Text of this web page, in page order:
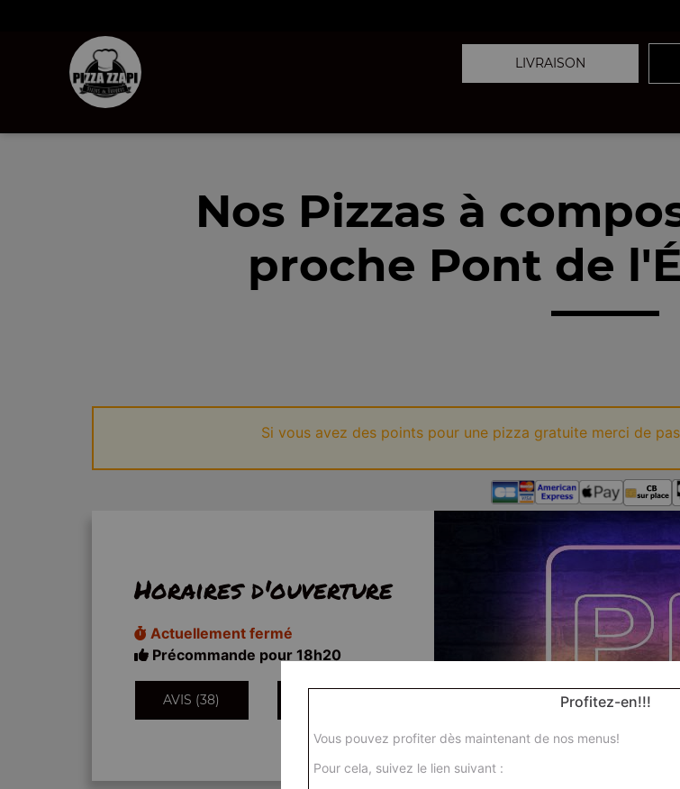
LIVRAISON
Nos Pizzas à
proche Pont de
Si vous avez des points pour une pizza gratuite merci de
Horaires d'ouverture
Actuellement fermé
Précommande pour 18h20
AVIS (38) Profitez-en!!!
Vous pouvez profiter dès maintenant de nos menus!
Pour cela, suivez le lien suivant :